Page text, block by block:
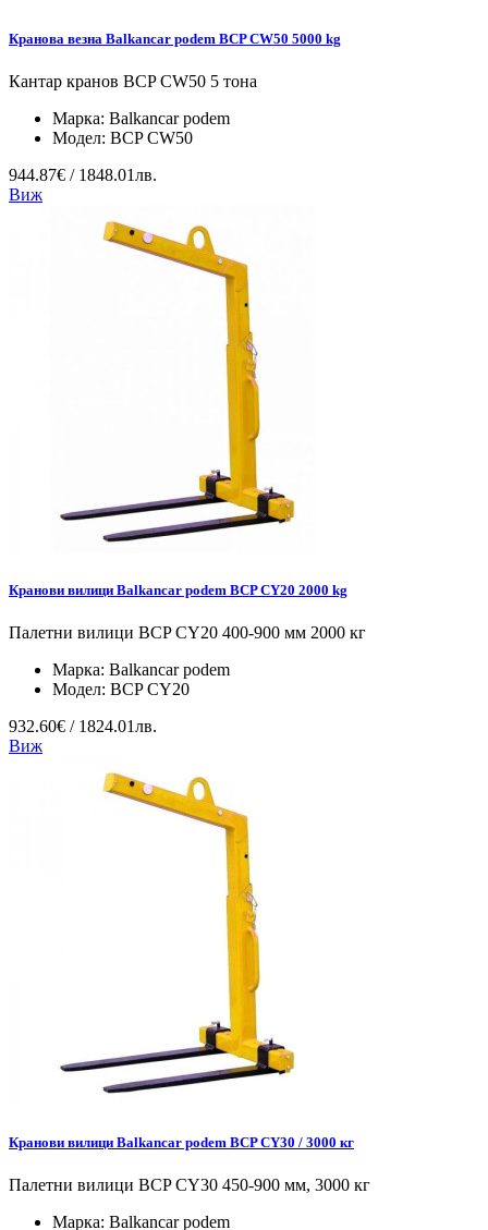
Кранова везна Balkancar podem BCP CW50 5000 kg
Кантар кранов BCP CW50 5 тона
Марка: Balkancar podem
Модел: BCP CW50
944.87€ / 1848.01лв.
Виж
Кранови вилици Balkancar podem BCP CY20 2000 kg
Палетни вилици BCP CY20 400-900 мм 2000 кг
Марка: Balkancar podem
Модел: BCP CY20
932.60€ / 1824.01лв.
Виж
Кранови вилици Balkancar podem BCP CY30 / 3000 кг
Палетни вилици BCP CY30 450-900 мм, 3000 кг
Марка: Balkancar podem